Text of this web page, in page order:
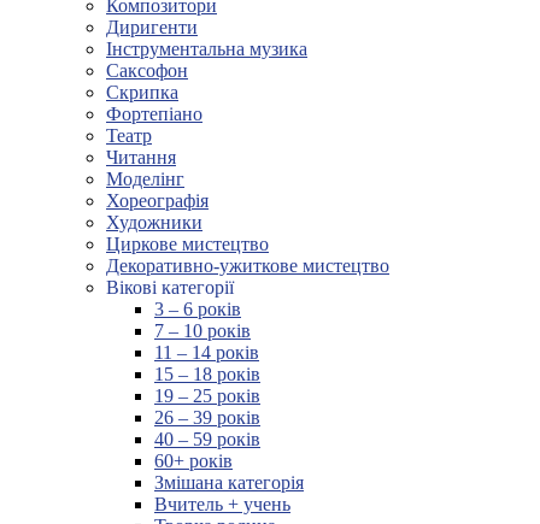
Композитори
Диригенти
Інструментальна музика
Саксофон
Скрипка
Фортепіано
Театр
Читання
Моделінг
Хореографія
Художники
Циркове мистецтво
Декоративно-ужиткове мистецтво
Вікові категорії
3 – 6 років
7 – 10 років
11 – 14 років
15 – 18 років
19 – 25 років
26 – 39 років
40 – 59 років
60+ років
Змішана категорія
Вчитель + учень